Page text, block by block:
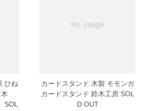
ひね
木
SOL
カードスタンド 木製 モモンガ
カードスタンド 鈴木工房SOL
D OUT